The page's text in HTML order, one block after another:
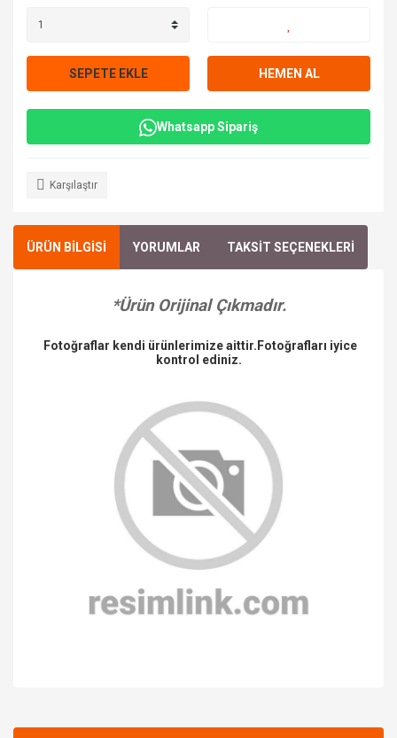
SEPETE EKLE HEMEN AL
Whatsapp Sipariş
Karşılaştır
ÜRÜN BİLGİSİ YORUMLAR TAKSİT SEÇENEKLERİ
*Ürün Orijinal Çıkmadır.
Fotoğraflar kendi ürünlerimize aittir.Fotoğrafları iyice
kontrol ediniz.